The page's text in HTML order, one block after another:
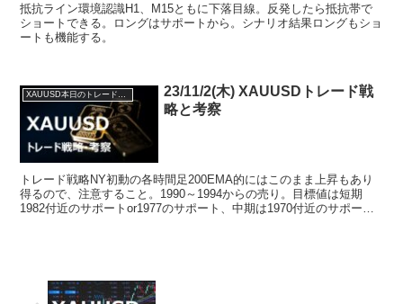
抵抗ライン環境認識H1、M15ともに下落目線。反発したら抵抗帯で
ショートできる。ロングはサポートから。シナリオ結果ロングもショ
ートも機能する。
23/11/2(木) XAUUSDトレード戦
略と考察
トレード戦略NY初動の各時間足200EMA的にはこのまま上昇もあり
得るので、注意すること。1990～1994からの売り。目標値は短期
1982付近のサポートor1977のサポート、中期は1970付近のサポー